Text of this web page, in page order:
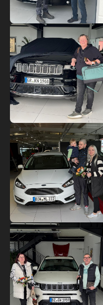
Show larger version
Show larger version
Show larger version